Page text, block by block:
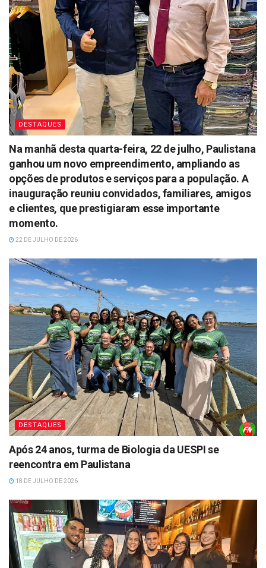
DESTAQUES
Na manhã desta quarta-feira, 22 de julho, Paulistana
ganhou um novo empreendimento, ampliando as
opções de produtos e serviços para a população. A
inauguração reuniu convidados, familiares, amigos
e clientes, que prestigiaram esse importante
momento.
22 DE JULHO DE 2026
DESTAQUES
Após 24 anos, turma de Biologia da UESPI se
reencontra em Paulistana
18 DE JULHO DE 2026